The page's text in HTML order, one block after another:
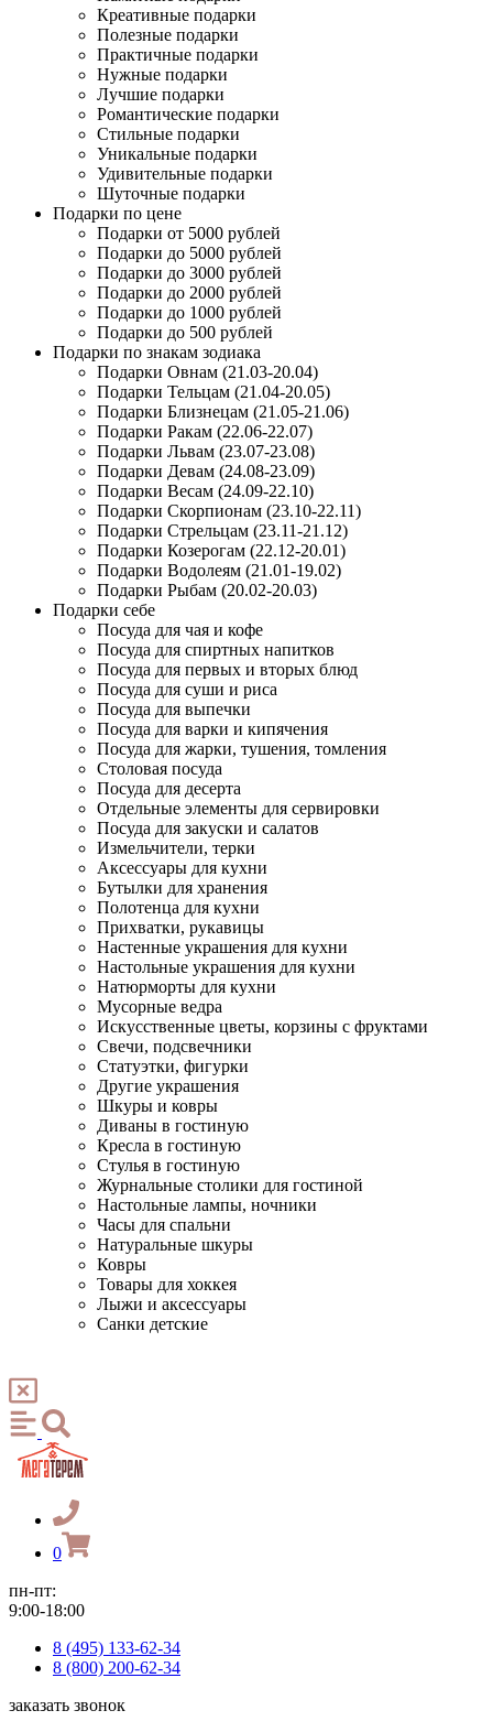
Креативные подарки
Полезные подарки
Практичные подарки
Нужные подарки
Лучшие подарки
Романтические подарки
Стильные подарки
Уникальные подарки
Удивительные подарки
Шуточные подарки
Подарки по цене
Подарки от 5000 рублей
Подарки до 5000 рублей
Подарки до 3000 рублей
Подарки до 2000 рублей
Подарки до 1000 рублей
Подарки до 500 рублей
Подарки по знакам зодиака
Подарки Овнам (21.03-20.04)
Подарки Тельцам (21.04-20.05)
Подарки Близнецам (21.05-21.06)
Подарки Ракам (22.06-22.07)
Подарки Львам (23.07-23.08)
Подарки Девам (24.08-23.09)
Подарки Весам (24.09-22.10)
Подарки Скорпионам (23.10-22.11)
Подарки Стрельцам (23.11-21.12)
Подарки Козерогам (22.12-20.01)
Подарки Водолеям (21.01-19.02)
Подарки Рыбам (20.02-20.03)
Подарки себе
Посуда для чая и кофе
Посуда для спиртных напитков
Посуда для первых и вторых блюд
Посуда для суши и риса
Посуда для выпечки
Посуда для варки и кипячения
Посуда для жарки, тушения, томления
Столовая посуда
Посуда для десерта
Отдельные элементы для сервировки
Посуда для закуски и салатов
Измельчители, терки
Аксессуары для кухни
Бутылки для хранения
Полотенца для кухни
Прихватки, рукавицы
Настенные украшения для кухни
Настольные украшения для кухни
Натюрморты для кухни
Мусорные ведра
Искусственные цветы, корзины с фруктами
Свечи, подсвечники
Статуэтки, фигурки
Другие украшения
Шкуры и ковры
Диваны в гостиную
Кресла в гостиную
Стулья в гостиную
Журнальные столики для гостиной
Настольные лампы, ночники
Часы для спальни
Натуральные шкуры
Ковры
Товары для хоккея
Лыжи и аксессуары
Санки детские
0
пн-пт:
9:00-18:00
8 (495) 133-62-34
8 (800) 200-62-34
заказать звонок